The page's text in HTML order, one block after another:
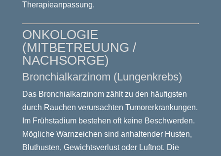
Therapieanpassung.
ONKOLOGIE
(MITBETREUUNG /
NACHSORGE)
Bronchialkarzinom (Lungenkrebs)
Das Bronchialkarzinom zählt zu den häufigsten
durch Rauchen verursachten Tumorerkrankungen.
Im Frühstadium bestehen oft keine Beschwerden.
Mögliche Warnzeichen sind anhaltender Husten,
Bluthusten, Gewichtsverlust oder Luftnot. Die